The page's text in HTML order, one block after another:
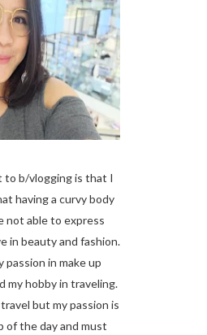
to b/vlogging is that I
having a curvy body
not able to express
in beauty and fashion.
passion in make up
my hobby in traveling.
but my passion is
of the day and must